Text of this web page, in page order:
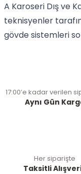
A Karoseri Dış ve
teknisyenler
gövde sistemleri
17:00’e kadar verilen
Aynı Gün
Her siparişte
Taksitli